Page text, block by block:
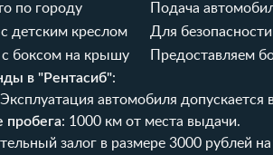
по городу
Подача
с детским креслом
Для
боксом на крышу
Предоставляем
в "Рентасиб":
автомобиля
пробега: 1000 км от места выдачи.
залог в размере 3000 рублей